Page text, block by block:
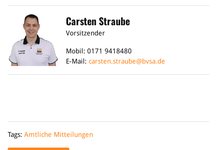
Externe Bildungsangebote
Service
Stellenangebote
Downloads
Turnier- & Campbörse
Carsten Straube
Vorsitzender
Mobil: 0171 9418480
E-Mail: carsten.straube@bvsa.de
Tags: Amtliche Mitteilungen